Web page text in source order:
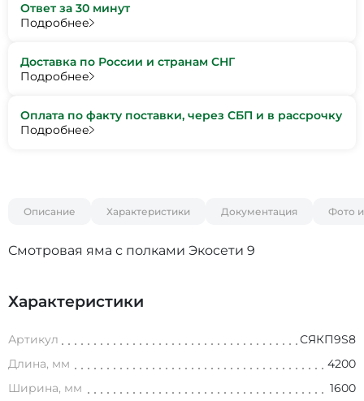
Ответ за 30 минут
Подробнее
Доставка по России и странам СНГ
Подробнее
Оплата по факту поставки, через СБП и в рассрочку
Подробнее
Описание Характеристики Документация Фото
Смотровая яма с полками Экосети 9
Характеристики
Артикул
СЯКП9S8
Длина, мм
4200
Ширина, мм
1600